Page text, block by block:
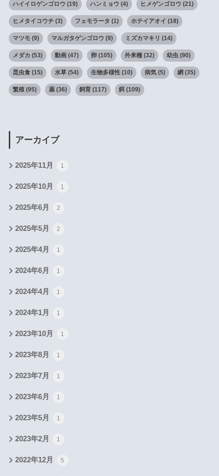
ハイイロゲンゴロウ (19) ハンミョウ (4) ヒメゲンゴロウ (21)
ヒメタイコウチ(3) フェモラータ (1) ホテイアオイ (18)
マツモ(9) マルガタゲンゴロウ (9) ミズカマキリ (14)
メダカ (53) 動画(47) 卵(105) 外来種(32) 幼虫(90)
昆虫食(15) 水草(54) 生物多様性(10) 病気(5) 網 (35)
繁殖(95) 薬(36) 飼育(117) 餌(109)
アーカイブ
2025年11月 1
2025年10月 1
2025年6月 2
2025年5月 2
2025年4月 1
2024年6月 1
2024年4月 1
2024年1月 1
2023年10月 1
2023年8月 1
2023年7月 1
2023年6月 1
2023年5月 1
2023年2月 1
2022年12月 5